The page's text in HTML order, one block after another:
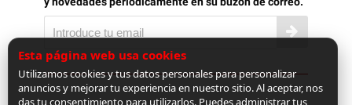
Esta página web usa cookies
Utilizamos cookies y tus datos personales para personalizar
anuncios y mejorar tu experiencia en nuestro sitio. Al aceptar, nos
das tu consentimiento para utilizarlos. Puedes administrar tus